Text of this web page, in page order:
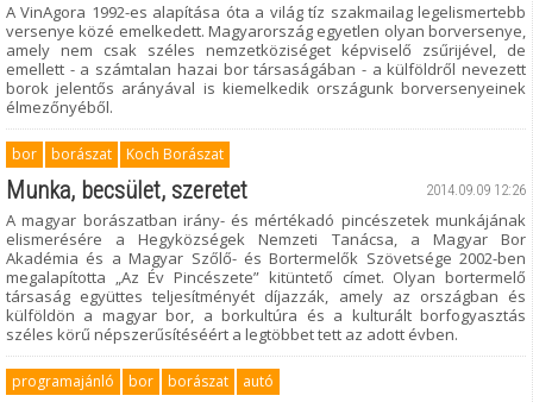
A VinAgora 1992-es alapítása óta a világ tíz szakmailag legelismertebb
versenye közé emelkedett. Magyarország egyetlen olyan borversenye,
amely nem csak széles nemzetköziséget képviselő zsűrijével, de
emellett - a számtalan hazai bor társaságában - a külföldről nevezett
borok jelentős arányával is kiemelkedik országunk borversenyeinek
élmezőnyéből.
bor borászat Koch Borászat
2014.09.09 12:26
Munka, becsület, szeretet
A magyar borászatban irány- és mértékadó pincészetek munkájának
elismerésére a Hegyközségek Nemzeti Tanácsa, a Magyar Bor
Akadémia és a Magyar Szőlő- és Bortermelők Szövetsége 2002-ben
megalapította „Az Év Pincészete” kitüntető címet. Olyan bortermelő
társaság együttes teljesítményét díjazzák, amely az országban és
külföldön a magyar bor, a borkultúra és a kulturált borfogyasztás
széles körű népszerűsítéséért a legtöbbet tett az adott évben.
programajánló bor borászat autó